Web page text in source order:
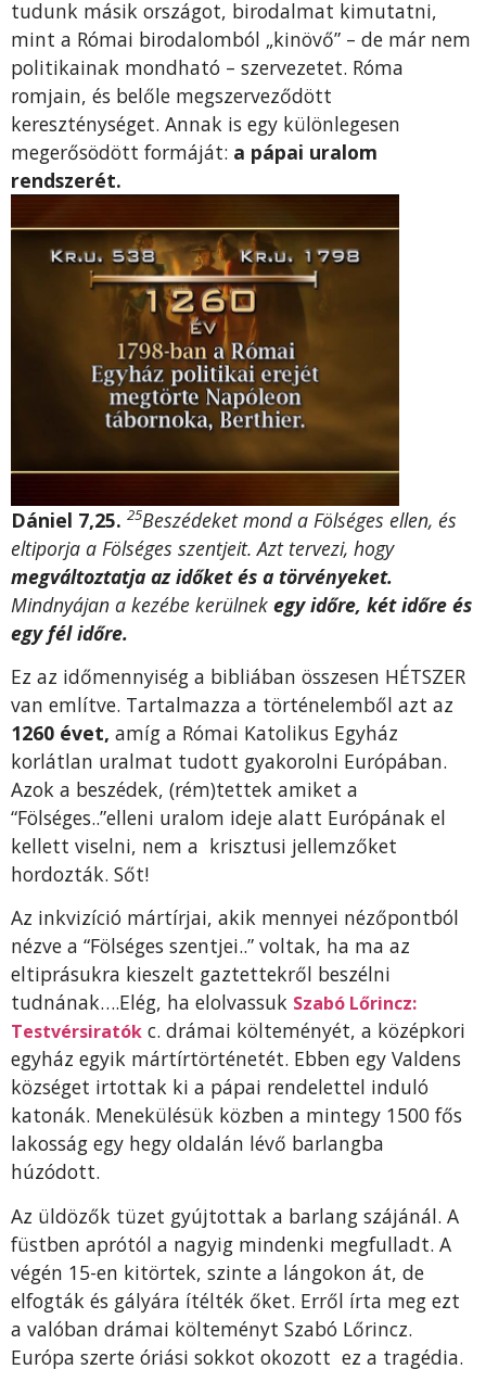
tudunk másik országot, birodalmat kimutatni,
mint a Római birodalomból „kinövő” – de már nem
politikainak mondható – szervezetet. Róma
romjain, és belőle megszerveződött
kereszténységet. Annak is egy különlegesen
megerősödött formáját: a pápai uralom
rendszerét.
Dániel 7,25. 25Beszédeket mond a Fölséges ellen, és
eltiporja a Fölséges szentjeit. Azt tervezi, hogy
megváltoztatja az időket és a törvényeket.
Mindnyájan a kezébe kerülnek egy időre, két időre és
egy fél időre.
Ez az időmennyiség a bibliában összesen HÉTSZER
1260 évet, amíg a Római Katolikus Egyház
korlátlan uralmat tudott gyakorolni Európában.
Azok a beszédek, (rém)tettek amiket a
“Fölséges..”elleni uralom ideje alatt Európának el
kellett viselni, nem a krisztusi jellemzőket
hordozták. Sőt!
Az inkvizíció mártírjai, akik mennyei nézőpontból
nézve a “Fölséges szentjei..” voltak, ha ma az
eltiprásukra kieszelt gaztettekről beszélni
tudnának….Elég, ha elolvassuk Szabó Lőrincz:
Testvérsiratók c. drámai költeményét, a középkori
egyház egyik mártírtörténetét. Ebben egy Valdens
községet irtottak ki a pápai rendelettel induló
katonák. Menekülésük közben a mintegy 1500 fős
lakosság egy hegy oldalán lévő barlangba
húzódott.
Az üldözők tüzet gyújtottak a barlang szájánál. A
füstben aprótól a nagyig mindenki megfulladt. A
végén 15-en kitörtek, szinte a lángokon át, de
elfogták és gályára ítélték őket. Erről írta meg ezt
a valóban drámai költeményt Szabó Lőrincz.
Európa szerte óriási sokkot okozott ez a tragédia.